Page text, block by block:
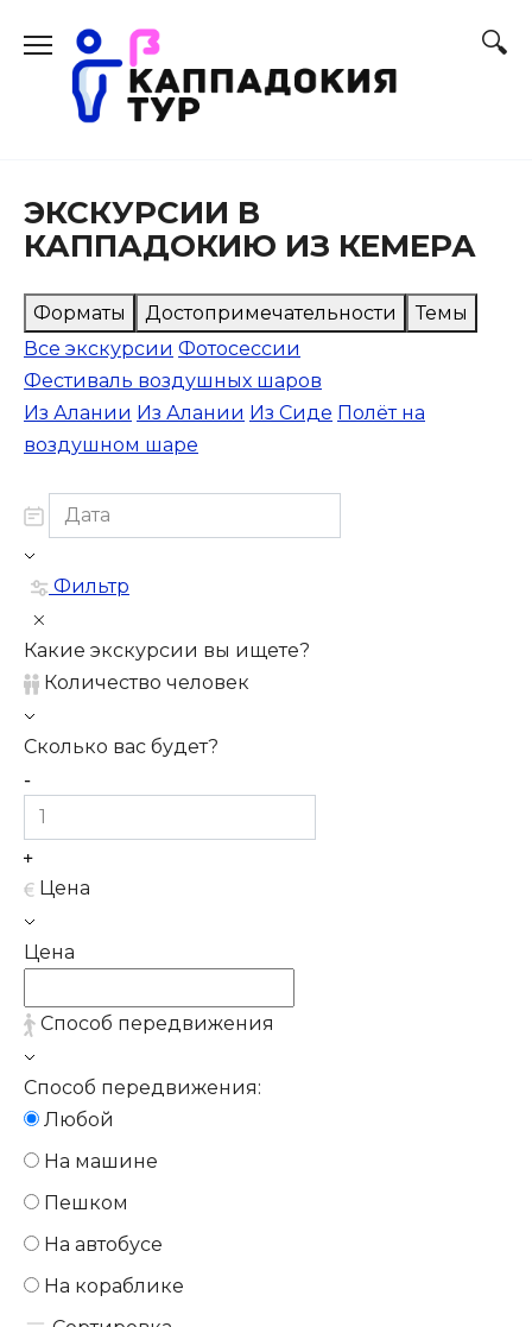
содержанию
ЭКСКУРСИИ В
КАППАДОКИЮ ИЗ КЕМЕРА
Форматы Достопримечательности
Темы
Все экскурсии Фотосессии
Фестиваль воздушных шаров
Из Алании Из Алании Из Сиде Полёт на
воздушном шаре
Фильтр
Какие экскурсии вы ищете?
Количество человек
Сколько вас будет?
Цена
Цена
Способ передвижения
Способ передвижения:
Любой
На машине
Пешком
На автобусе
На кораблике